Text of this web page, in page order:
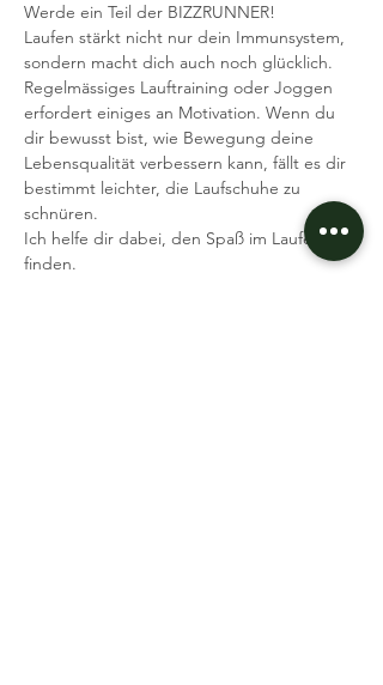
Werde ein Teil der BIZZRUNNER!
Laufen stärkt nicht nur dein Immunsystem,
sondern macht dich auch noch glücklich.
Regelmässiges Lauftraining oder Joggen
erfordert einiges an Motivation. Wenn du
dir bewusst bist, wie Bewegung deine
Lebensqualität verbessern kann, fällt es dir
bestimmt leichter, die Laufschuhe zu
schnüren.
Ich helfe dir dabei, den Spaß im Laufen zu
finden.